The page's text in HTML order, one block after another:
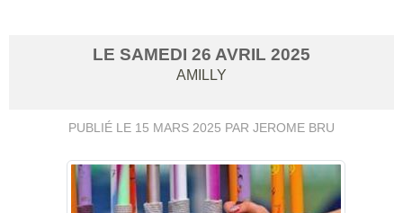
LE SAMEDI 26 AVRIL 2025
AMILLY
PUBLIÉ LE 15 MARS 2025 PAR JEROME BRU